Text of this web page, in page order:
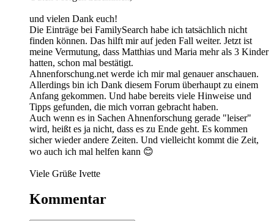
und vielen Dank euch!
Die Einträge bei FamilySearch habe ich tatsächlich nicht
finden können. Das hilft mir auf jeden Fall weiter. Jetzt ist
meine Vermutung, dass Matthias und Maria mehr als 3 Kinder
hatten, schon mal bestätigt.
Ahnenforschung.net werde ich mir mal genauer anschauen.
Allerdings bin ich Dank diesem Forum überhaupt zu einem
Anfang gekommen. Und habe bereits viele Hinweise und
Tipps gefunden, die mich vorran gebracht haben.
Auch wenn es in Sachen Ahnenforschung gerade "leiser"
wird, heißt es ja nicht, dass es zu Ende geht. Es kommen
sicher wieder andere Zeiten. Und vielleicht kommt die Zeit,
wo auch ich mal helfen kann 😊
Viele Grüße Ivette
Kommentar